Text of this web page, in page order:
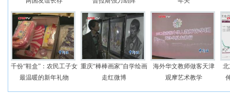
千份“鞋盒”：农民工子女
最温暖的新年礼物
重庆“棒棒画家”自学绘画
走红微博
海外华文教师做客天津
观摩艺术教学
北